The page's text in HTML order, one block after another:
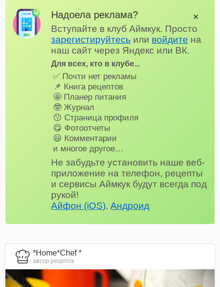
Надоела реклама?
Вступайте в клуб Аймкук. Просто
зарегистируйтесь или войдите на
наш сайт через Яндекс или ВК.
Для всех, кто в клубе...
✅ Почти нет рекламы
📌 Книга рецептов
🤩 Планер питания
🤓 Журнал
😗 Страница профиля
😋 Фотоотчеты
😃 Комментарии
и многое другое…
Не забудьте установить наше веб-
приложение на телефон, рецепты
и сервисы Аймкук будут всегда под
рукой!
Айфон (iOS),Андроид
✕
*Home*Chef *
автор рецепта